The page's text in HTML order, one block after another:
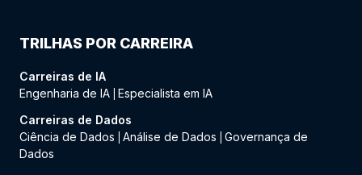
TRILHAS POR CARREIRA
Carreiras de IA
Engenharia de IA Especialista em IA
Carreiras de Dados
Ciência de Dados
Análise de Dados
Governança de
Dados